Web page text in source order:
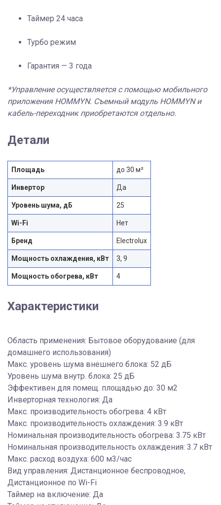
Таймер 24 часа
Турбо режим
Гарантия — 3 года
*Управление осуществляется с помощью мобильного
приложения HOMMYN. Съемный модуль HOMMYN и
кабель-переходник приобретаются отдельно.
Детали
Площадь до 30 м²
Инвертор Да
Уровень шума, дБ 25
Wi-Fi Нет
Бренд Electrolux
Мощность охлаждения, кВт 3, 9
Мощность обогрева, кВт 4
Характеристики
Область применения: Бытовое оборудование (для
домашнего использования)
Макс. уровень шума внешнего блока: 52 дБ
Уровень шума внутр. блока: 25 дБ
Эффективен для помещ. площадью до: 30 м2
Инверторная технология: Да
Макс. производительность обогрева: 4 кВт
Макс. производительность охлаждения: 3.9 кВт
Номинальная производительность обогрева: 3.75 кВт
Номинальная производительность охлаждения: 3.7 кВт
Макс. расход воздуха: 600 м3/час
Вид управления: Дистанционное беспроводное,
Дистанционное по Wi-Fi
Таймер на включение: Да